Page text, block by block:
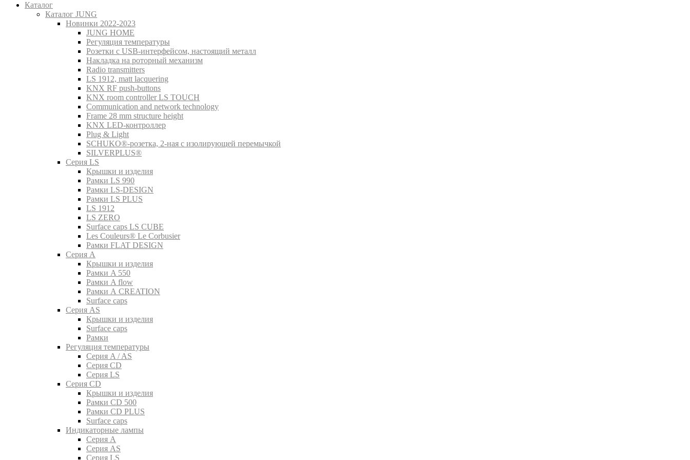
Каталог
Каталог JUNG
Новинки 2022-2023
JUNG HOME
Регуляция температуры
Розетки с USB-интерфейсом, настоящий металл
Накладка на роторный механизм
Radio transmitters
LS 1912, matt lacquering
KNX RF push-buttons
KNX room controller LS TOUCH
Communication and network technology
Frame 28 mm structure height
KNX LED-контроллер
Plug & Light
SCHUKO®-розетка, 2-ная с изолирующей перемычкой
SILVERPLUS®
Серия LS
Крышки и изделия
Рамки LS 990
Рамки LS-DESIGN
Рамки LS PLUS
LS 1912
LS ZERO
Surface caps LS CUBE
Les Couleurs® Le Corbusier
Рамки FLAT DESIGN
Серия A
Крышки и изделия
Рамки A 550
Рамки A flow
Рамки A CREATION
Surface caps
Серия AS
Крышки и изделия
Surface caps
Рамки
Регуляция температуры
Серия A / AS
Серия CD
Серия LS
Серия CD
Крышки и изделия
Рамки CD 500
Рамки CD PLUS
Surface caps
Индикаторные лампы
Серия A
Серия AS
Серия LS